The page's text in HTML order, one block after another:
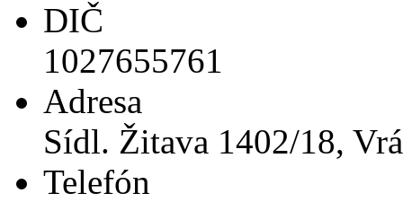
DIČ
1027655761
Adresa
Sídl. Žitava 1402/18,
Telefón